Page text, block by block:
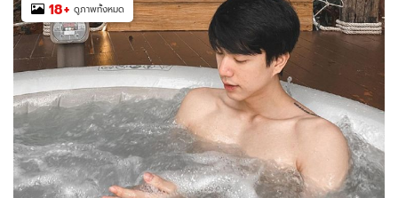
18+ ดูภาพทั้งหมด